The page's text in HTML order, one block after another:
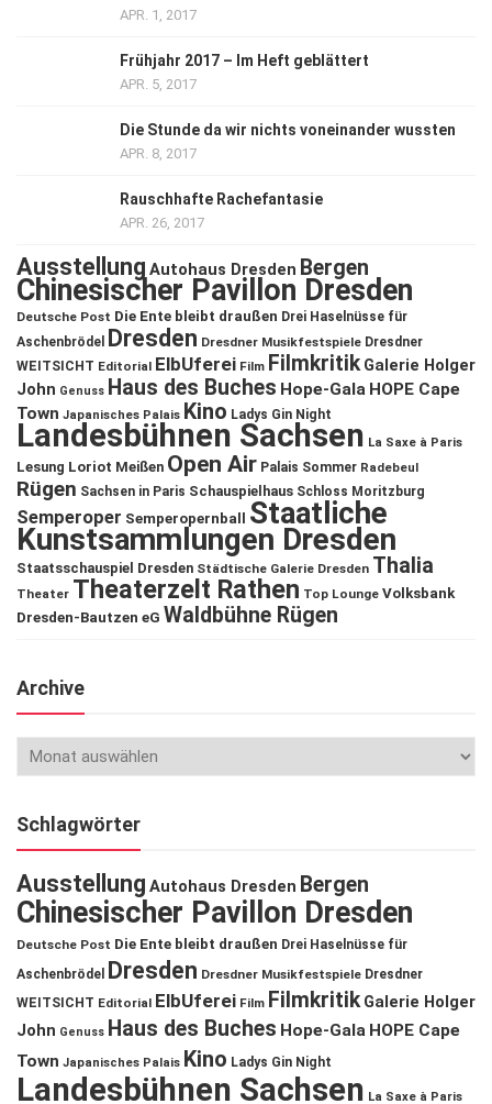
APR. 1, 2017
Frühjahr 2017 – Im Heft geblättert
APR. 5, 2017
Die Stunde da wir nichts voneinander wussten
APR. 8, 2017
Rauschhafte Rachefantasie
APR. 26, 2017
Ausstellung Autohaus Dresden Bergen
Chinesischer Pavillon Dresden
Deutsche Post Die Ente bleibt draußen Drei Haselnüsse für
Aschenbrödel
Dresden Dresdner Musikfestspiele Dresdner
WEITSICHT Editorial ElbUferei Film Filmkritik Galerie Holger
John Genuss Haus des Buches Hope-Gala HOPE Cape
Town Japanisches Palais Kino Ladys Gin Night
Landesbühnen Sachsen La Saxe à Paris
Lesung Loriot Meißen Open Air Palais Sommer Radebeul
Rügen Sachsen in Paris Schauspielhaus Schloss Moritzburg
Semperoper Semperopernball Staatliche
Kunstsammlungen Dresden
Staatsschauspiel Dresden Städtische Galerie Dresden Thalia
Theater Theaterzelt Rathen Top Lounge Volksbank
Dresden-Bautzen eG Waldbühne Rügen
Archive
Schlagwörter
Ausstellung Autohaus Dresden Bergen
Chinesischer Pavillon Dresden
Deutsche Post Die Ente bleibt draußen Drei Haselnüsse für
Aschenbrödel
Dresden Dresdner Musikfestspiele Dresdner
WEITSICHT Editorial ElbUferei Film Filmkritik Galerie Holger
John Genuss Haus des Buches Hope-Gala HOPE Cape
Town Japanisches Palais Kino Ladys Gin Night
Landesbühnen Sachsen La Saxe à Paris